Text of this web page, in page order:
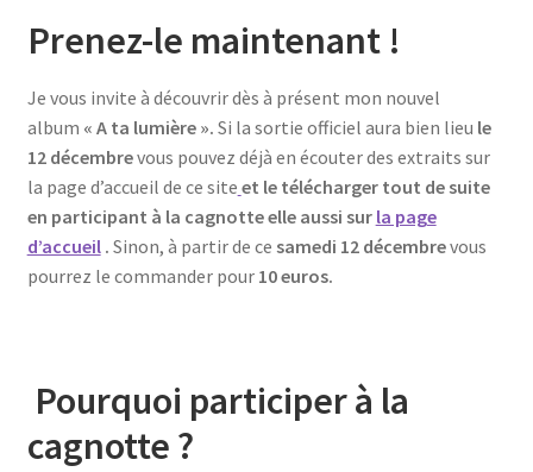
Prenez-le maintenant !
Je vous invite à découvrir dès à présent mon nouvel
album « A ta lumière ». Si la sortie officiel aura bien lieu le
12 décembrevous pouvez déjà en écouter des extraits sur
la page d’accueil de ce site et le télécharger tout de suite
en participant à la cagnotte elle aussi sur la page
d’accueil. Sinon, à partir de ce samedi 12 décembrevous
pourrez le commander pour 10 euros.
Pourquoi participer à la
cagnotte ?